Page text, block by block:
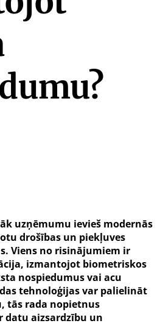
uzņēmumu ievieš modernās
drošības un piekļuves
Viens no risinājumiem ir
izmantojot biometriskos
nospiedumus vai acu
tehnoloģijas var palielināt
tās rada nopietnus
datu aizsardzību un